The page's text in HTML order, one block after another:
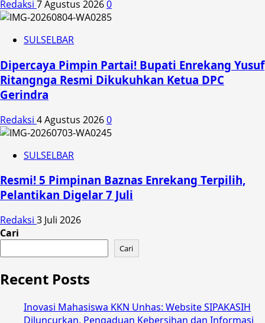
Redaksi 7 Agustus 20260
SULSELBAR
Dipercaya Pimpin Partai! Bupati Enrekang Yusuf
Ritangnga Resmi Dikukuhkan Ketua DPC
Gerindra
Redaksi 4 Agustus 20260
SULSELBAR
Resmi! 5 Pimpinan Baznas Enrekang Terpilih,
Pelantikan Digelar 7 Juli
Redaksi 3 Juli 2026
Cari
Cari
Recent Posts
Inovasi Mahasiswa KKN Unhas: Website SIPAKASIH
Diluncurkan, Pengaduan Kebersihan dan Informasi